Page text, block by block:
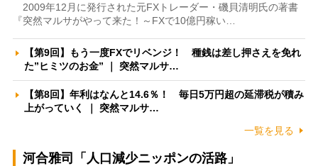
2009年12月に発行された元FXトレーダー・磯貝清明氏の著書
『突然マルサがやって来た！～FXで10億円稼い…
【第9回】もう一度FXでリベンジ！ 種銭は差し押さえを免れ
た”ヒミツのお金” ｜ 突然マルサ…
【第8回】年利はなんと14.6％！ 毎日5万円超の延滞税が積み
上がっていく ｜ 突然マルサ…
一覧を見る
河合雅司「人口減少ニッポンの活路」